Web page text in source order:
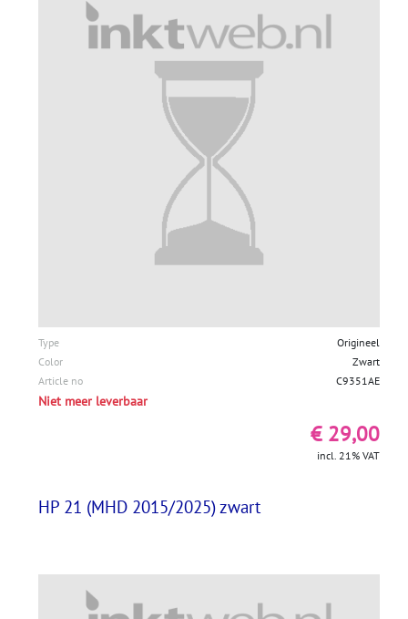
Type
Origineel
Color
Zwart
Article no
C9351AE
Niet meer leverbaar
€ 29,00
incl. 21% VAT
HP 21 (MHD 2015/2025) zwart